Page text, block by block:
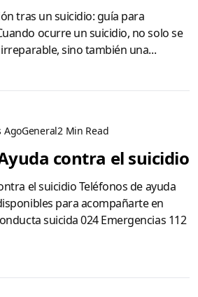
tras un suicidio: guía para
ocurre un suicidio, no solo se
sino también una...
AgoGeneral2 Min Read
contra el suicidio
el suicidio Teléfonos de ayuda
para acompañarte en
suicida 024 Emergencias 112